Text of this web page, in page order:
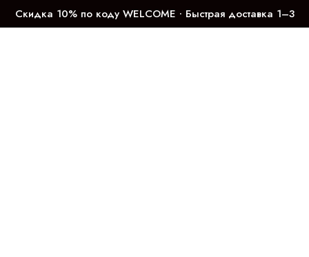
Скидка 10% по коду WELCOME ∙ Быстрая доставка 1–3
дня